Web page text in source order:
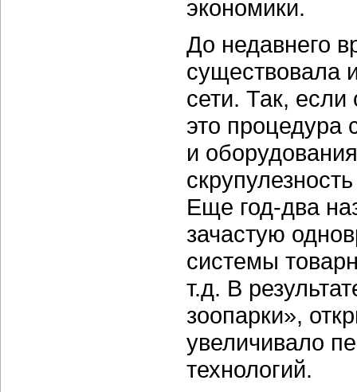
экономики.
До недавнего
существовала
сети. Так,
это процедура
и
Еще год-два
зачастую
системы
т.д. В
зоопарки»,
увеличивало
технологий.